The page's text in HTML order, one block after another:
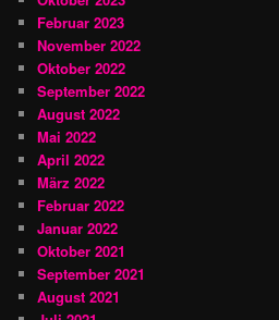
Februar 2023
November 2022
Oktober 2022
September 2022
August 2022
Mai 2022
April 2022
März 2022
Februar 2022
Januar 2022
Oktober 2021
September 2021
August 2021